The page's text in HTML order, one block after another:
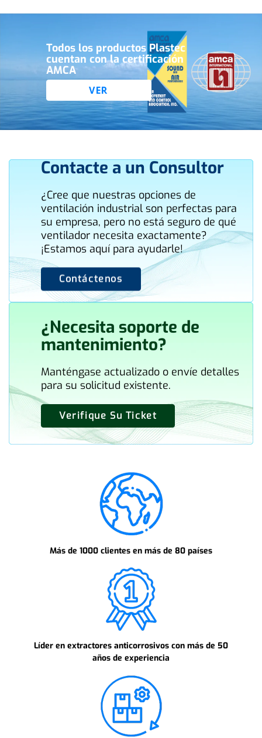
Todos los productos Plastec
cuentan con la certificación
AMCA
VER
Contacte a un Consultor
¿Cree que nuestras opciones de
ventilación industrial son perfectas para
su empresa, pero no está seguro de qué
ventilador necesita exactamente?
¡Estamos aquí para ayudarle!
Contáctenos
¿Necesita soporte de
mantenimiento?
Manténgase actualizado o envíe detalles
para su solicitud existente.
Verifique Su Ticket
Más de 1000 clientes en más de 80 países
Líder en extractores anticorrosivos con más de 50
años de experiencia